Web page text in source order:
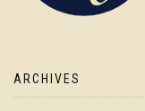
ARCHIVES